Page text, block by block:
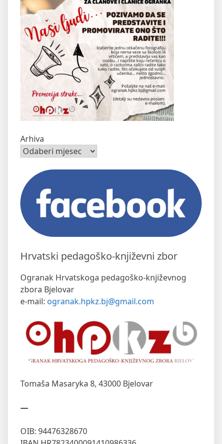
Arhiva
Hrvatski pedagoško-književni zbor
Ogranak Hrvatskoga pedagoško-književnog
zbora Bjelovar
e-mail: ogranak.hpkz.bj@gmail.com
Tomaša Masaryka 8, 43000 Bjelovar
—
OIB: 94476328670